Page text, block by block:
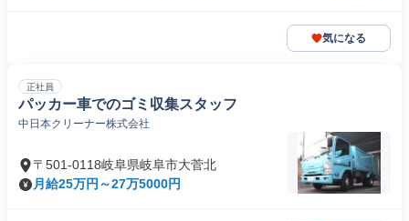
気になる
正社員
パッカー車でのゴミ収集スタッフ
中日本クリーナー株式会社
〒501-0118岐阜県岐阜市大菅北
月給25万円～27万5000円